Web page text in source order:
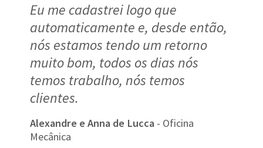
Eu me cadastrei logo que
automaticamente e, desde então,
nós estamos tendo um retorno
muito bom, todos os dias nós
temos trabalho, nós temos
clientes.
Alexandre e Anna de Lucca - Oficina
Mecânica